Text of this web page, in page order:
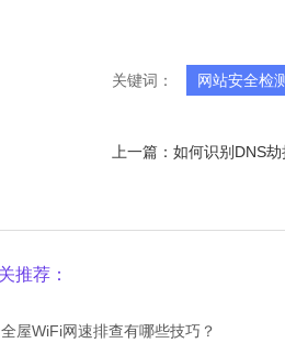
关键词： 网站安全检
上一篇： 如何识别DNS
推荐：
全屋WiFi网速排查有哪些技巧？